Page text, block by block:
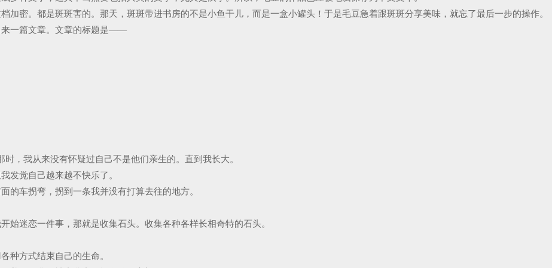
加密。都是斑斑害的。那天，斑斑带进书房的不是小鱼干儿，而是一盒小罐头！于是毛豆急着跟斑斑分享美味，就忘了最后一步的操作。
来一篇文章。文章的标题是——
，我从来没有怀疑过自己不是他们亲生的。直到我长大。
发觉自己越来越不快乐了。
的车拐弯，拐到一条我并没有打算去往的地方。
始迷恋一件事，那就是收集石头。收集各种各样长相奇特的石头。
种方式结束自己的生命。